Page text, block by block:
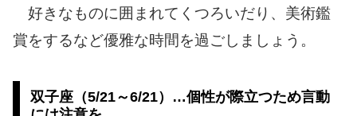
好きなものに囲まれてくつろいだり、美術鑑
賞をするなど優雅な時間を過ごしましょう。
双子座（5/21～6/21）…個性が際立つため言動